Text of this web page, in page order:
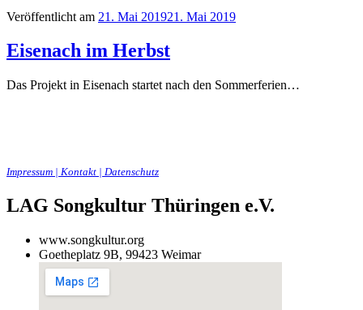
Veröffentlicht am 21. Mai 201921. Mai 2019
Eisenach im Herbst
Das Projekt in Eisenach startet nach den Sommerferien…
Impressum | Kontakt | Datenschutz
LAG Songkultur Thüringen e.V.
www.songkultur.org
Goetheplatz 9B, 99423 Weimar